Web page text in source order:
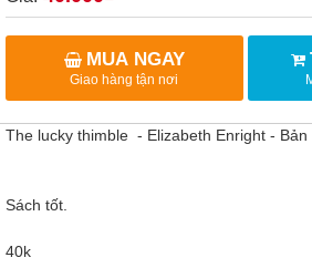
MUA NGAY
Giao hàng tận nơi
The lucky thimble - Elizabeth Enright -
Sách tốt.
40k